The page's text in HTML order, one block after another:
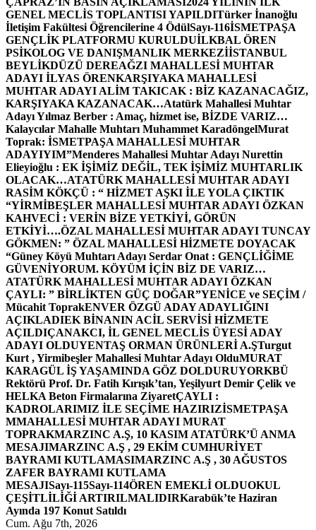
GENEL MECLİS TOPLANTISI YAPILDITürker İnanoğlu
İletişim Fakültesi Öğrencilerine 4 ÖdülSayı-116İSMETPAŞA
GENÇLİK PLATFORMU KURULDUİLKBAL ÖREN
PSİKOLOG VE DANIŞMANLIK MERKEZİİSTANBUL
BEYLİKDÜZÜ DEREAĞZI MAHALLESİ MUHTAR
ADAYI İLYAS ÖRENKARŞIYAKA MAHALLESİ
MUHTAR ADAYI ALİM TAKICAK : BİZ KAZANACAĞIZ,
KARŞIYAKA KAZANACAK…Atatürk Mahallesi Muhtar
Adayı Yılmaz Berber : Amaç, hizmet ise, BİZDE VARIZ…
Kalaycılar Mahalle Muhtarı Muhammet KaradöngelMurat
Toprak: İSMETPAŞA MAHALLESİ MUHTAR
ADAYIYIM”Menderes Mahallesi Muhtar Adayı Nurettin
Elieyioğlu : EK İŞİMİZ DEĞİL, TEK İŞİMİZ MUHTARLIK
OLACAK…ATATÜRK MAHALLESİ MUHTAR ADAYI
RASİM KÖKÇÜ : “ HİZMET AŞKI İLE YOLA ÇIKTIK
“YİRMİBEŞLER MAHALLESİ MUHTAR ADAYI ÖZKAN
KAHVECİ : VERİN BİZE YETKİYİ, GÖRÜN
ETKİYİ….ÖZAL MAHALLESİ MUHTAR ADAYI TUNCAY
GÖKMEN: ” ÖZAL MAHALLESİ HİZMETE DOYACAK
“Güney Köyü Muhtarı Adayı Serdar Onat : GENÇLİĞİME
GÜVENİYORUM. KÖYÜM İÇİN BİZ DE VARIZ…
ATATÜRK MAHALLESİ MUHTAR ADAYI ÖZKAN
ÇAYLI: ” BİRLİKTEN GÜÇ DOĞAR”YENİCE ve SEÇİM /
Mücahit ToprakENVER ÖZGÜ ADAY ADAYLIĞINI
AÇIKLADIEK BİNANIN ACİL SERVİSİ HİZMETE
AÇILDIÇANAKCI, İL GENEL MECLİS ÜYESİ ADAY
ADAYI OLDUYENTAŞ ORMAN ÜRÜNLERİ A.ŞTurgut
Kurt , Yirmibeşler Mahallesi Muhtar Adayı OlduMURAT
KARAGÜL İŞ YAŞAMINDA GÖZ DOLDURUYORKBÜ
Rektörü Prof. Dr. Fatih Kırışık’tan, Yeşilyurt Demir Çelik ve
HELKA Beton Firmalarına ZiyaretÇAYLI :
KADROLARIMIZ İLE SEÇİME HAZIRIZİSMETPAŞA
MMAHALLESİ MUHTAR ADAYI MURAT
TOPRAKMARZINC A.Ş, 10 KASIM ATATÜRK’Ü ANMA
MESAJIMARZINC A.Ş , 29 EKİM CUMHURİYET
BAYRAMI KUTLAMASIMARZINC A.Ş , 30 AĞUSTOS
ZAFER BAYRAMI KUTLAMA
MESAJISayı-115Sayı-114ÖREN EMEKLİ OLDUOKUL
ÇEŞİTLİLİĞİ ARTIRILMALIDIRKarabük’te Haziran
Ayında 197 Konut Satıldı
Cum. Ağu 7th, 2026